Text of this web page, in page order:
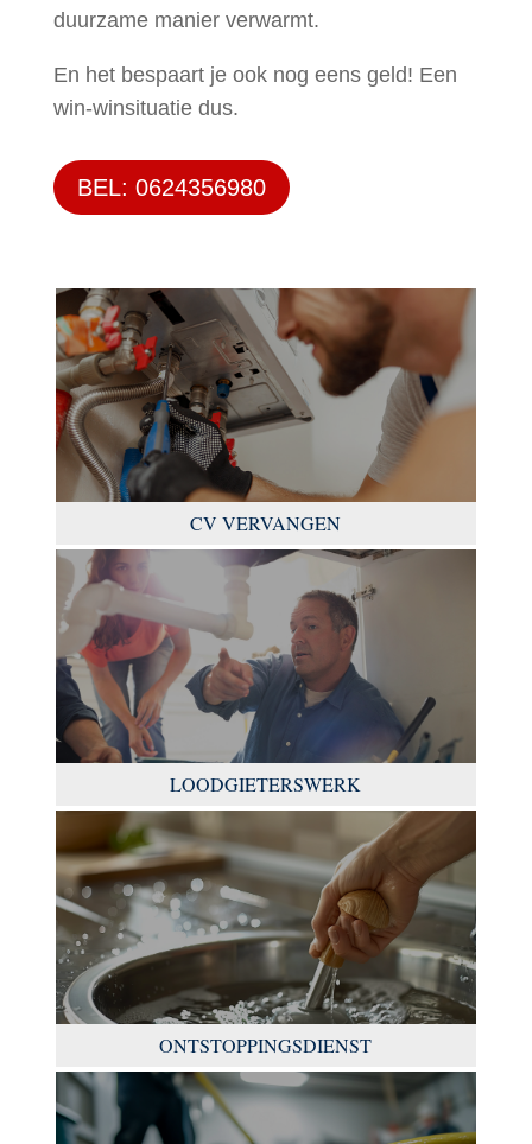
duurzame manier verwarmt.
En het bespaart je ook nog eens geld! Een
win-winsituatie dus.
BEL: 0624356980
CV VERVANGEN
LOODGIETERSWERK
ONTSTOPPINGSDIENST